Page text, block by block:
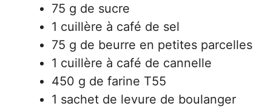
75 g de sucre
1 cuillère à café de sel
75 g de beurre en petites parcelles
1 cuillère à café de cannelle
450 g de farine T55
1 sachet de levure de boulanger